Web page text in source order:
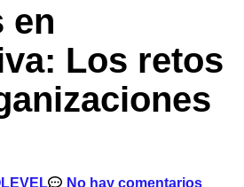
en
Los retos
No hay comentarios